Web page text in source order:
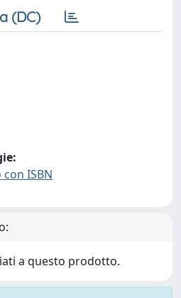
(DC)
ISBN
a questo prodotto.